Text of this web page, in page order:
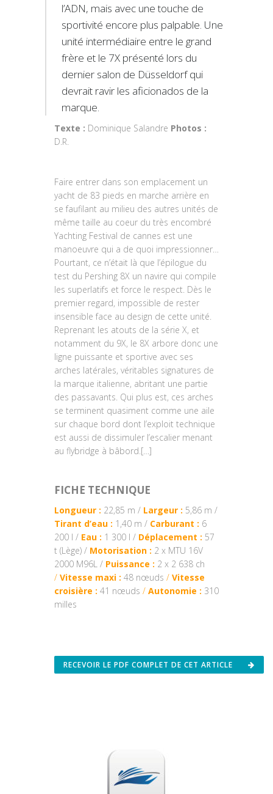
l’ADN, mais avec une touche de
sportivité encore plus palpable. Une
unité intermédiaire entre le grand
frère et le 7X présenté lors du
dernier salon de Düsseldorf qui
devrait ravir les aficionados de la
marque.
Texte : Dominique Salandre Photos :
D.R.
Faire entrer dans son emplacement un
yacht de 83 pieds en marche arrière en
se faufilant au milieu des autres unités de
même taille au coeur du très encombré
Yachting Festival de cannes est une
manoeuvre qui a de quoi impressionner…
Pourtant, ce n’était là que l’épilogue du
test du Pershing 8X un navire qui compile
les superlatifs et force le respect. Dès le
premier regard, impossible de rester
insensible face au design de cette unité.
Reprenant les atouts de la série X, et
notamment du 9X, le 8X arbore donc une
ligne puissante et sportive avec ses
arches latérales, véritables signatures de
la marque italienne, abritant une partie
des passavants. Qui plus est, ces arches
se terminent quasiment comme une aile
sur chaque bord dont l’exploit technique
est aussi de dissimuler l’escalier menant
au flybridge à bâbord.[…]
FICHE TECHNIQUE
Longueur : 22,85 m / Largeur : 5,86 m /
Tirant d’eau : 1,40 m / Carburant : 6
200 l / Eau : 1 300 l / Déplacement : 57
t (Lège) / Motorisation : 2 x MTU 16V
2000 M96L / Puissance : 2 x 2 638 ch
/ Vitesse maxi : 48 nœuds / Vitesse
croisière : 41 nœuds / Autonomie : 310
milles
RECEVOIR LE PDF COMPLET DE CET ARTICLE